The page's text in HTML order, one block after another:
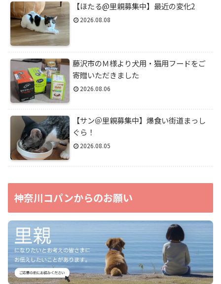
【ほたる@里親募集中】最近の変化2
2026.08.08
藤沢市のＭ様より犬用・猫用フードをご
寄贈いただきました
2026.08.06
【サン＠里親募集中】爆食い街道まっし
ぐら！
2026.08.05
神奈川コパンからのお願い